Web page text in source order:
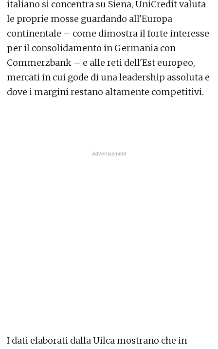
italiano si concentra su Siena, UniCredit valuta
le proprie mosse guardando all'Europa
continentale – come dimostra il forte interesse
per il consolidamento in Germania con
Commerzbank – e alle reti dell'Est europeo,
mercati in cui gode di una leadership assoluta e
dove i margini restano altamente competitivi.
I dati elaborati dalla Uilca mostrano che in